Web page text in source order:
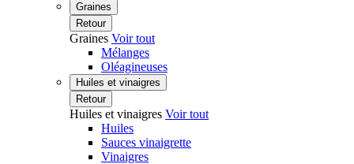
Graines
Retour
Graines Voir tout
Mélanges
Oléagineuses
Huiles et vinaigres
Retour
Huiles et vinaigres Voir tout
Huiles
Sauces vinaigrette
Vinaigres